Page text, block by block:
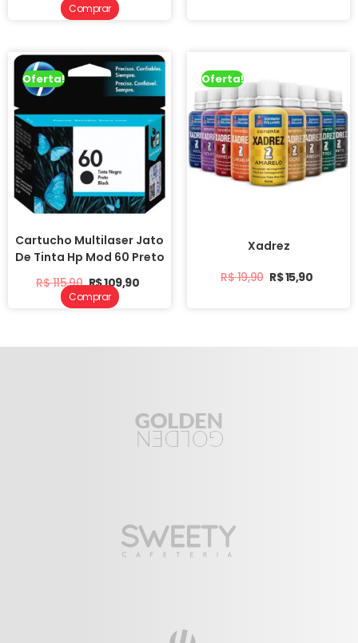
Comprar
Oferta!
Cartucho Multilaser Jato
De Tinta Hp Mod 60 Preto
R$115,90 R$109,90
Oferta!
Xadrez
R$19,90 R$15,90
Comprar